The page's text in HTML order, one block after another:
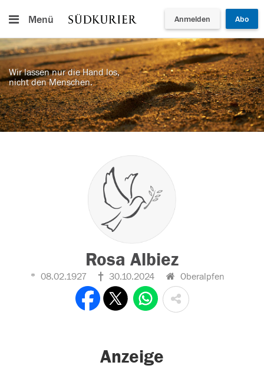
Menü Anmelden Abo
Wir lassen nur die Hand los,
nicht den Menschen.
Rosa Albiez
08.02.1927 30.10.2024 Oberalpfen
Anzeige